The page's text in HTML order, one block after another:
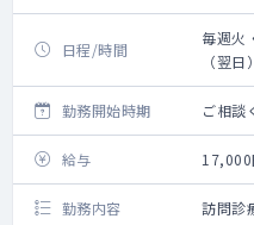
日程/時間
毎週火
（翌
勤務開始時期 ご相談
給与 17,000
勤務内容 訪問診